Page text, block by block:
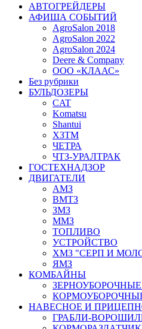
АВТОГРЕЙДЕРЫ
АФИША СОБЫТИЙ
AgroSalon 2018
AgroSalon 2022
AgroSalon 2024
Deere & Company
ООО «КЛААС»
Без рубрики
БУЛЬДОЗЕРЫ
CAT
Komatsu
Shantui
ХЗТМ
ЧЕТРА
ЧТЗ-УРАЛТРАК
ГОСТЕХНАДЗОР
ДВИГАТЕЛИ
АМЗ
ВМТЗ
ЗМЗ
ММЗ
ТОПЛИВО
УСТРОЙСТВО
ХМЗ "СЕРП И
ЯМЗ
КОМБАЙНЫ
НАВЕСНОЕ И
ГРАБЛИ-